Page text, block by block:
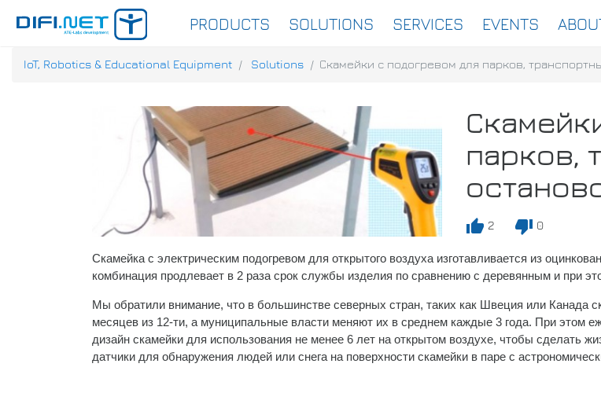
PRODUCTS SOLUTIONS SERVICES EVENTS
IoT, Robotics & Educational Equipment Solutions Скамейки c подогревом для парков,
парков,
thumb_up 2 thumb_down 0
Скамейка с электрическим подогревом для открытого воздуха изготавливается из
комбинация продлевает в 2 раза срок службы изделия по сравнению с деревянным и при
Мы обратили внимание, что в большинстве северных стран, таких как Швеция или Канада
месяцев из 12-ти, а муниципальные власти меняют их в среднем каждые 3 года. При этом
дизайн скамейки для использования не менее 6 лет на открытом воздухе, чтобы сделать
датчики для обнаружения людей или снега на поверхности скамейки в паре с